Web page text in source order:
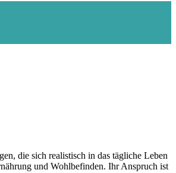
die sich realistisch in das tägliche Leben
und Wohlbefinden. Ihr Anspruch ist